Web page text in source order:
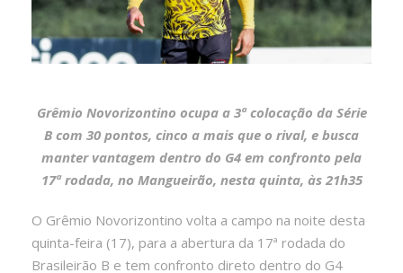
Grêmio Novorizontino ocupa a 3ª colocação da Série
B com 30 pontos, cinco a mais que o rival, e busca
manter vantagem dentro do G4 em confronto pela
17ª rodada, no Mangueirão, nesta quinta, às 21h35
O Grêmio Novorizontino volta a campo na noite desta
quinta-feira (17), para a abertura da 17ª rodada do
Brasileirão B e tem confronto direto dentro do G4